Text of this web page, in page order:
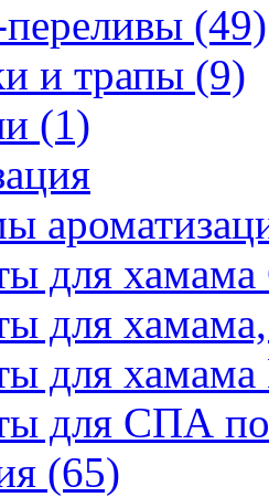
(49)
и трапы (9)
(1)
для
для
для
для СПА
(65)